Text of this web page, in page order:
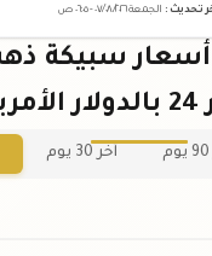
تحديث : الجمعة ٠٧ /٠٨/٢٠٢٦ - ٠٦:٠٥ ص
آخر 30 يوم